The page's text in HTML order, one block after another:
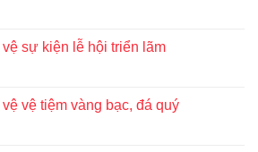
vệ sự kiện lễ hội triển lãm
vệ tiệm vàng bạc, đá quý